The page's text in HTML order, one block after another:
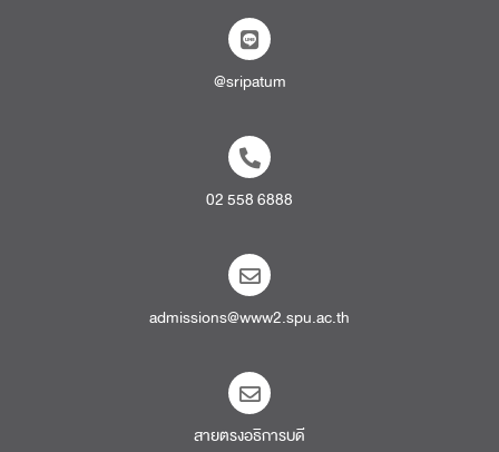
@sripatum
02 558 6888
admissions@www2.spu.ac.th
สายตรงอธิการบดี​